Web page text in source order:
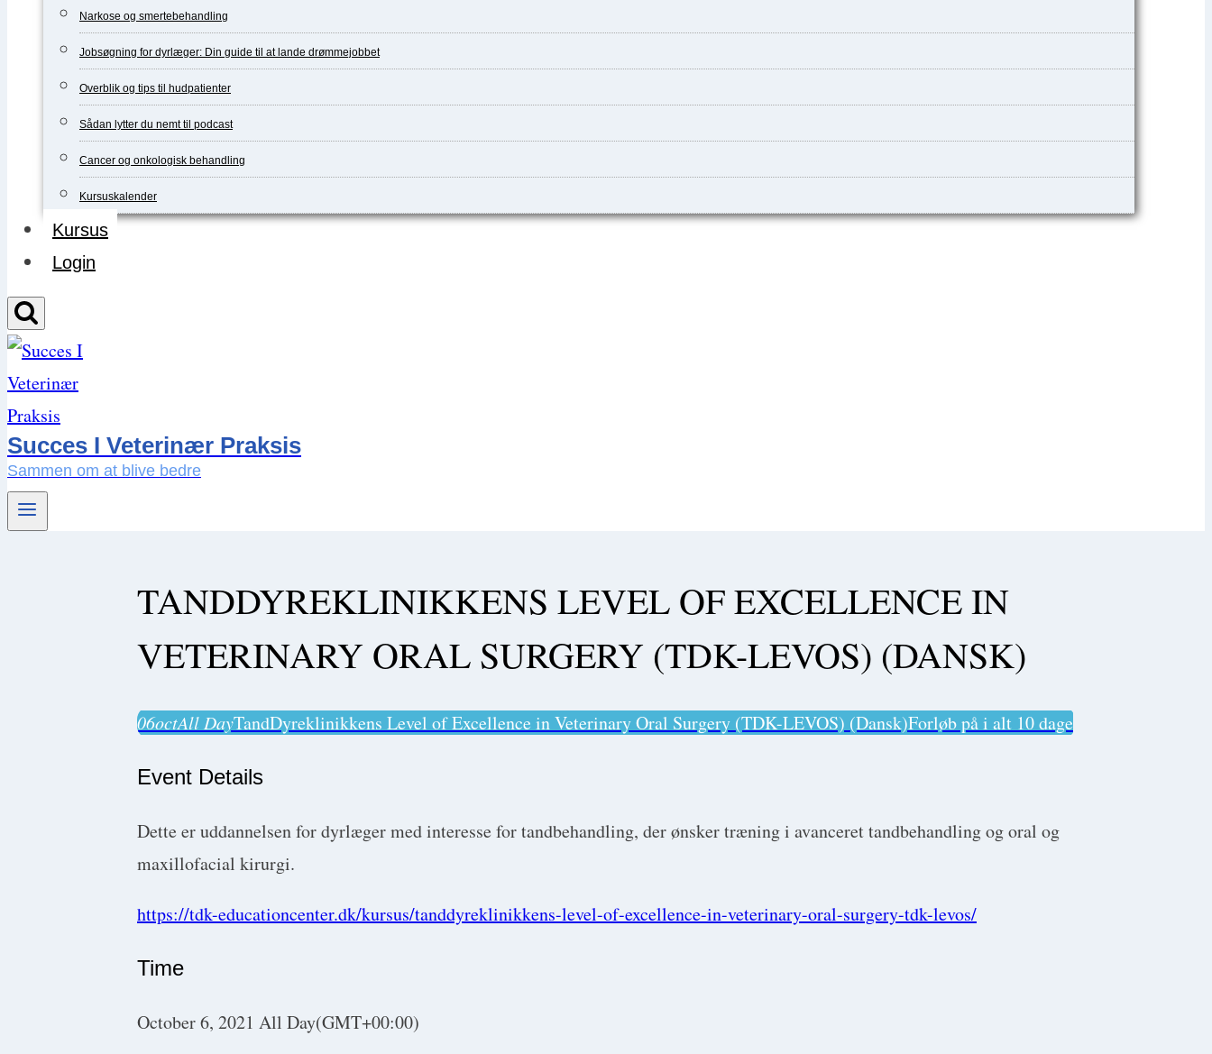
Narkose og smertebehandling
Jobsøgning for dyrlæger: Din guide til at lande drømmejobbet
Overblik og tips til hudpatienter
Sådan lytter du nemt til podcast
Cancer og onkologisk behandling
Kursuskalender
Kursus
Login
Succes I Veterinær Praksis
Sammen om at blive bedre
TANDDYREKLINIKKENS LEVEL OF EXCELLENCE IN
VETERINARY ORAL SURGERY (TDK-LEVOS) (DANSK)
06octAll DayTandDyreklinikkens Level of Excellence in Veterinary Oral Surgery (TDK-LEVOS) (Dansk)Forløb på i alt 10 dage
Event Details
Dette er uddannelsen for dyrlæger med interesse for tandbehandling, der ønsker træning i avanceret tandbehandling og oral og
maxillofacial kirurgi.
https://tdk-educationcenter.dk/kursus/tanddyreklinikkens-level-of-excellence-in-veterinary-oral-surgery-tdk-levos/
Time
October 6, 2021 All Day(GMT+00:00)